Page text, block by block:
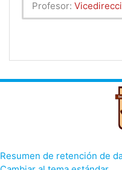
Profesor:
Resumen de retención de